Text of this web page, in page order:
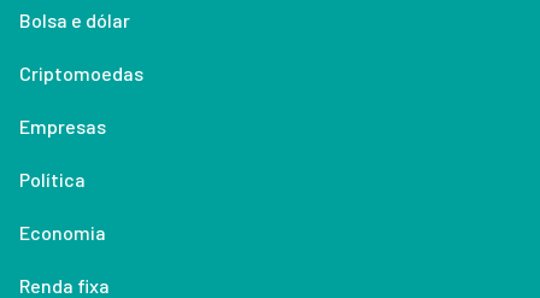
Bolsa e dólar
Criptomoedas
Empresas
Política
Economia
Renda fixa